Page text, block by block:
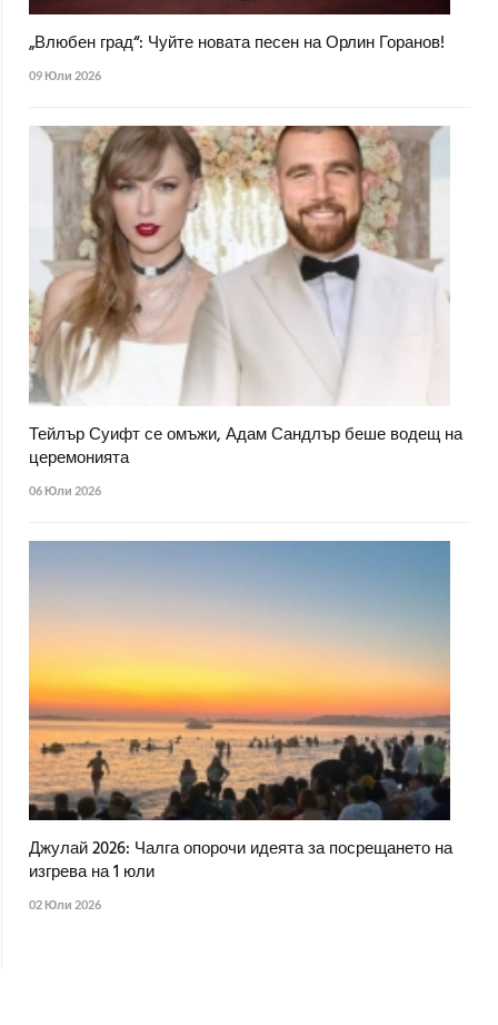
„Влюбен град“: Чуйте новата песен на Орлин Горанов!
09 Юли 2026
Тейлър Суифт се омъжи, Адам Сандлър беше водещ на
церемонията
06 Юли 2026
Джулай 2026: Чалга опорочи идеята за посрещането на
изгрева на 1 юли
02 Юли 2026